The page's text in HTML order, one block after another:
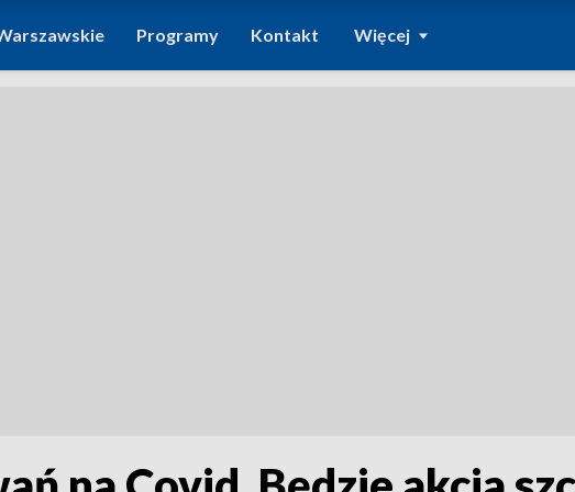
Programy Kontakt Więcej